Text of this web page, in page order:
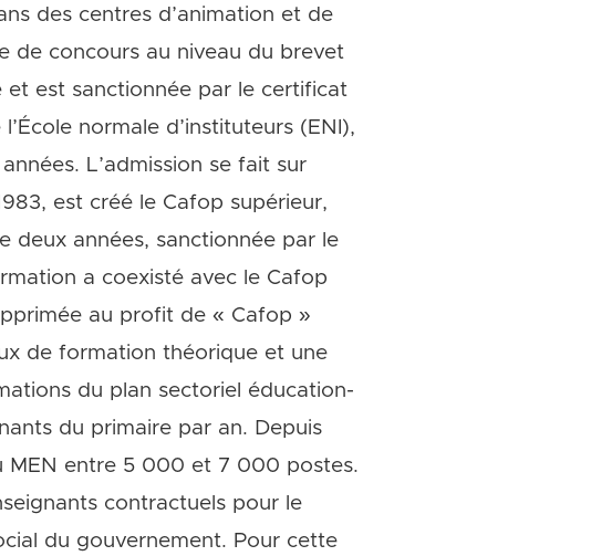
des centres d’animation et de
de concours au niveau du brevet
et est sanctionnée par le certificat
normale d’instituteurs (ENI),
L’admission se fait sur
est créé le Cafop supérieur,
deux années, sanctionnée par le
a coexisté avec le Cafop
au profit de « Cafop »
de formation théorique et une
du plan sectoriel éducation-
du primaire par an. Depuis
MEN entre 5 000 et 7 000 postes.
contractuels pour le
du gouvernement. Pour cette